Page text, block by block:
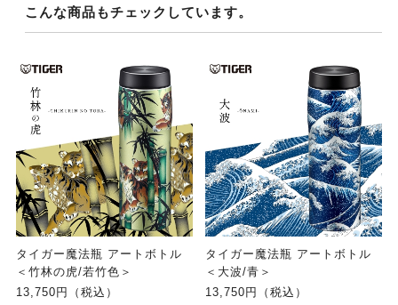
こんな商品もチェックしています。
タイガー魔法瓶 アートボトル
＜竹林の虎/若竹色＞
13,750円（税込）
タイガー魔法瓶 アートボトル
＜大波/青＞
13,750円（税込）